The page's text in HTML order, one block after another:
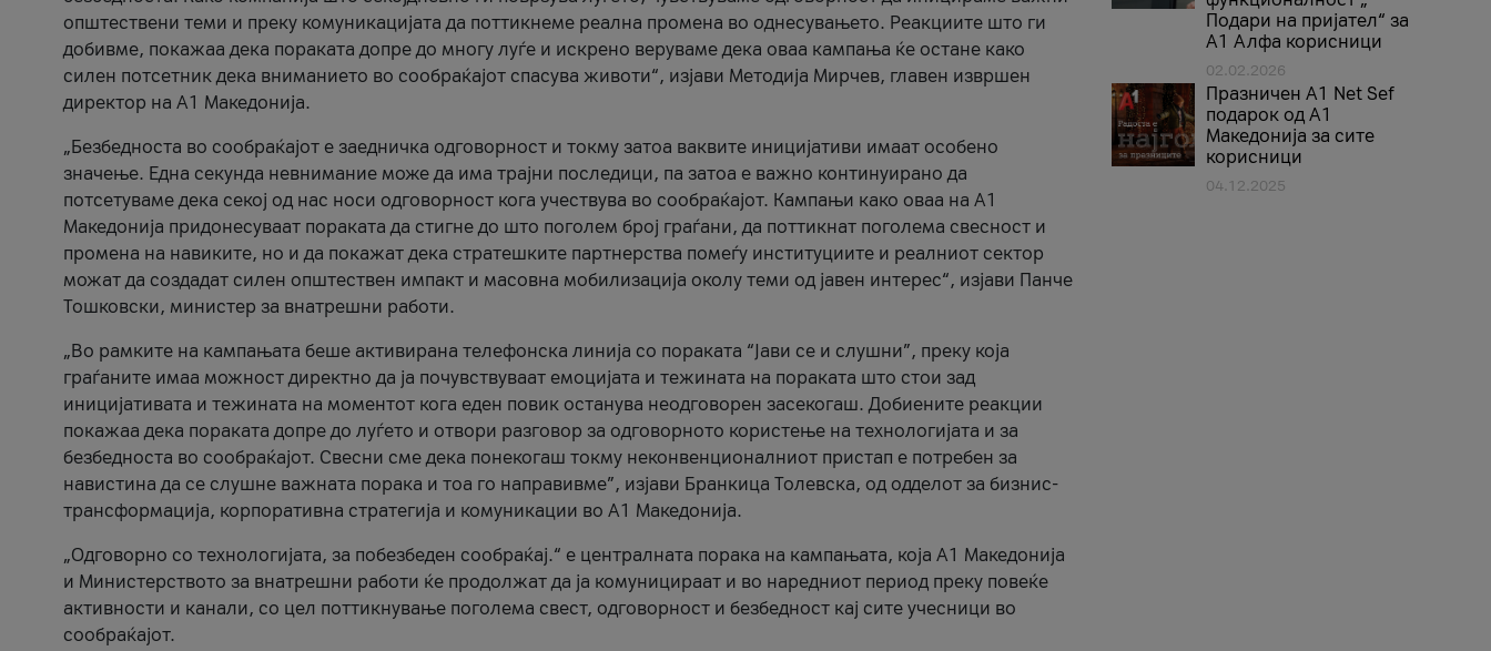
општествени теми и преку комуникацијата да поттикнеме реална промена во однесувањето. Реакциите што ги
добивме, покажаа дека пораката допре до многу луѓе и искрено веруваме дека оваа кампања ќе остане како
силен потсетник дека вниманието во сообраќајот спасува животи“, изјави Методија Мирчев, главен извршен
директор на А1 Македонија.
„Безбедноста во сообраќајот е заедничка одговорност и токму затоа ваквите иницијативи имаат особено
значење. Една секунда невнимание може да има трајни последици, па затоа е важно континуирано да
потсетуваме дека секој од нас носи одговорност кога учествува во сообраќајот. Кампањи како оваа на A1
Македонија придонесуваат пораката да стигне до што поголем број граѓани, да поттикнат поголема свесност и
промена на навиките, но и да покажат дека стратешките партнерства помеѓу институциите и реалниот сектор
можат да создадат силен општествен импакт и масовна мобилизација околу теми од јавен интерес“, изјави Панче
Тошковски, министер за внатрешни работи.
„Во рамките на кампањата беше активирана телефонска линија со пораката “Јави се и слушни”, преку која
граѓаните имаа можност директно да ја почувствуваат емоцијата и тежината на пораката што стои зад
иницијативата и тежината на моментот кога еден повик останува неодговорен засекогаш. Добиените реакции
покажаа дека пораката допре до луѓето и отвори разговор за одговорното користење на технологијата и за
безбедноста во сообраќајот. Свесни сме дека понекогаш токму неконвенционалниот пристап е потребен за
навистина да се слушне важната порака и тоа го направивме”, изјави Бранкица Толевска, од одделот за бизнис-
трансформација, корпоративна стратегија и комуникации во А1 Македонија.
„Одговорно со технологијата, за побезбеден сообраќај.“ е централната порака на кампањата, која A1 Македонија
и Министерството за внатрешни работи ќе продолжат да ја комуницираат и во наредниот период преку повеќе
активности и канали, со цел поттикнување поголема свест, одговорност и безбедност кај сите учесници во
сообраќајот.
Подари на пријател“ за
А1 Алфа корисници
02.02.2026
Празничен A1 Net Sеf
подарок од А1
Македонија за сите
корисници
04.12.2025